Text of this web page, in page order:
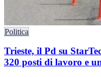
Politica
Trieste, il Pd su
320 posti di lavoro e